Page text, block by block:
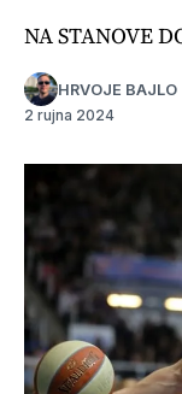
NA STANOVE
HRVOJE BAJLO
2 rujna 2024